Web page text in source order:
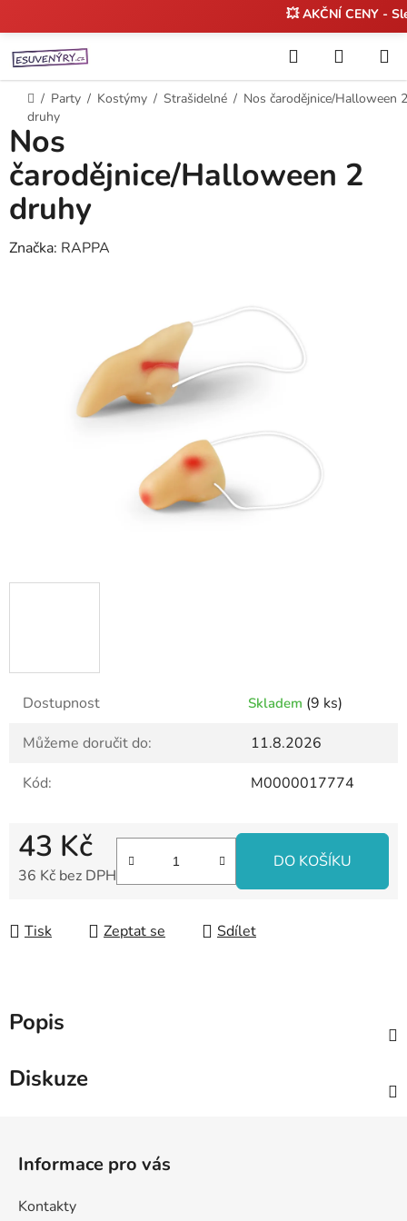
na
obsah
💥 AKČNÍ CENY -
Hledat
KOŠÍK
Domů
/ Party / Kostýmy / Strašidelné / Nos čarodějnice/Halloween 2
druhy
Dostupnost Skladem (9 ks)
Můžeme doručit do:
11.8.2026
Kód:
M0000017774
43 Kč
36 Kč bez DPH
DO KOŠÍKU
Tisk Zeptat se Sdílet
Nos
čarodějnice/Halloween 2
druhy
Značka: RAPPA
Popis
Diskuze
Informace pro vás
Kontakty